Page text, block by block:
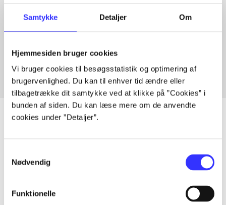
Samtykke Detaljer Om
Hjemmesiden bruger cookies
Vi bruger cookies til besøgsstatistik og optimering af
brugervenlighed. Du kan til enhver tid ændre eller
tilbagetrække dit samtykke ved at klikke på ”Cookies” i
bunden af siden. Du kan læse mere om de anvendte
cookies under ”Detaljer”.
Nødvendig
Funktionelle
Artikler med samme emner
Alle registrerede artikler fordelt på udgivelser
...